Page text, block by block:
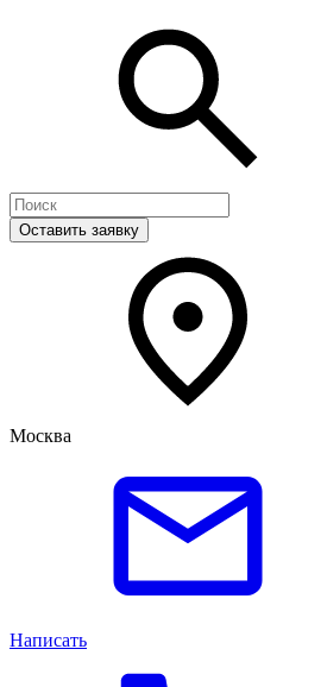
Оставить заявку
Москва
Написать